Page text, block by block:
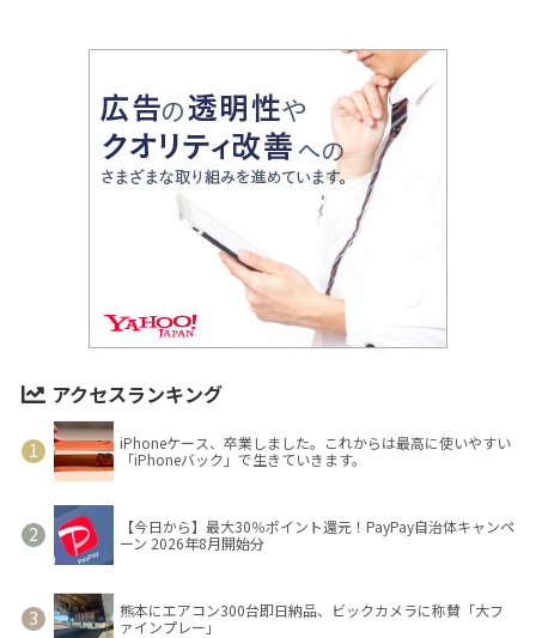
アクセスランキング
iPhoneケース、卒業しました。これからは最高に使いやすい
「iPhoneバック」で生きていきます。
【今日から】最大30％ポイント還元！PayPay自治体キャンペ
ーン 2026年8月開始分
熊本にエアコン300台即日納品、ビックカメラに称賛「大フ
ァインプレー」